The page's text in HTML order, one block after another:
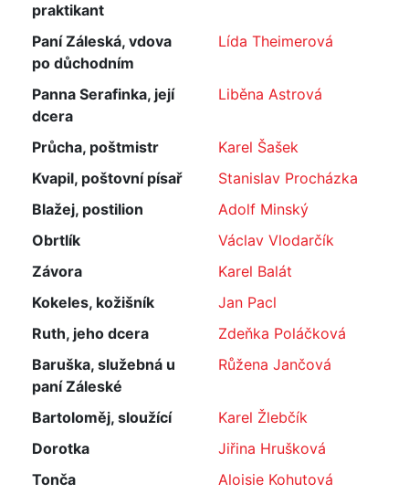
praktikant
Paní Záleská, vdova
po důchodním
Lída Theimerová
Panna Serafinka, její
dcera
Liběna Astrová
Průcha, poštmistr
Karel Šašek
Kvapil, poštovní písař
Stanislav Procházka
Blažej, postilion
Adolf Minský
Obrtlík
Václav Vlodarčík
Závora
Karel Balát
Kokeles, kožišník
Jan Pacl
Ruth, jeho dcera
Zdeňka Poláčková
Baruška, služebná u
paní Záleské
Růžena Jančová
Bartoloměj, sloužící
Karel Žlebčík
Dorotka
Jiřina Hrušková
Tonča
Aloisie Kohutová